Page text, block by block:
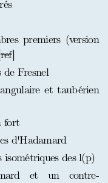
premiers (version
ref]
de Fresnel
et taubérien
fort
d'Hadamard
isométriques des l(p)
et un contre-